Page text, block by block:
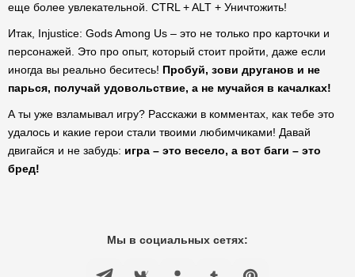
еще более увлекательной. CTRL + ALT + Уничтожить!
Итак, Injustice: Gods Among Us – это не только про карточки и
персонажей. Это про опыт, который стоит пройти, даже если
иногда вы реально беситесь! Пробуй, зови друганов и не
парься, получай удовольствие, а не мучайся в качалках!
А ты уже взламывал игру? Расскажи в комментах, как тебе это
удалось и какие герои стали твоими любимчиками! Давай
двигайся и не забудь: игра – это весело, а вот баги – это
бред!
Мы в социальных сетях: